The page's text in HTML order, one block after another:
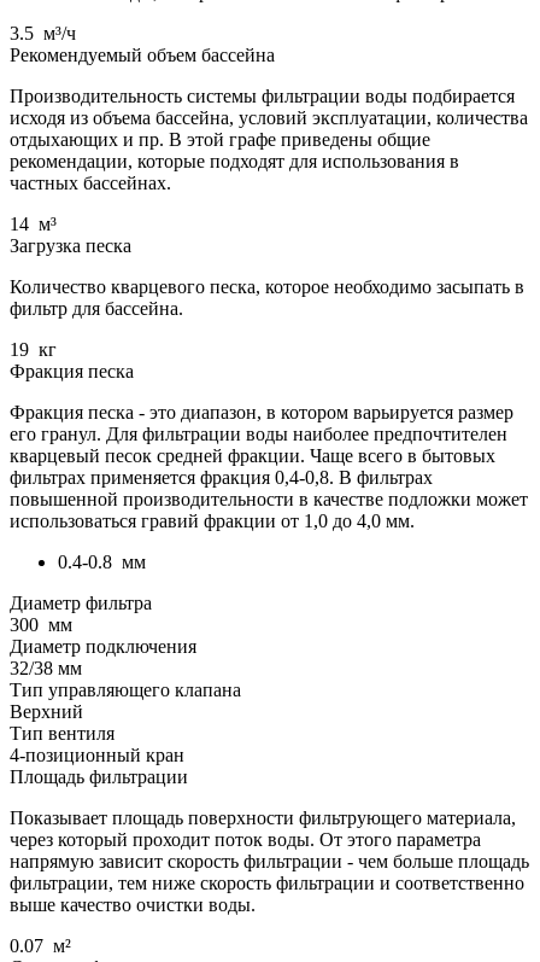
3.5 м³/ч
Рекомендуемый объем бассейна
Производительность системы фильтрации воды подбирается
исходя из объема бассейна, условий эксплуатации, количества
отдыхающих и пр. В этой графе приведены общие
рекомендации, которые подходят для использования в
частных бассейнах.
14 м³
Загрузка песка
Количество кварцевого песка, которое необходимо засыпать в
фильтр для бассейна.
19 кг
Фракция песка
Фракция песка - это диапазон, в котором варьируется размер
его гранул. Для фильтрации воды наиболее предпочтителен
кварцевый песок средней фракции. Чаще всего в бытовых
фильтрах применяется фракция 0,4-0,8. В фильтрах
повышенной производительности в качестве подложки может
использоваться гравий фракции от 1,0 до 4,0 мм.
0.4-0.8 мм
Диаметр фильтра
300 мм
Диаметр подключения
32/38 мм
Тип управляющего клапана
Верхний
Тип вентиля
4-позиционный кран
Площадь фильтрации
Показывает площадь поверхности фильтрующего материала,
через который проходит поток воды. От этого параметра
напрямую зависит скорость фильтрации - чем больше площадь
фильтрации, тем ниже скорость фильтрации и соответственно
выше качество очистки воды.
0.07 м²